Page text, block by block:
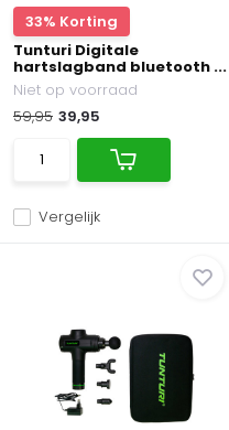
33% Korting
Tunturi Digitale
hartslagband bluetooth ...
Vergelijk
Niet op voorraad
59,95 39,95